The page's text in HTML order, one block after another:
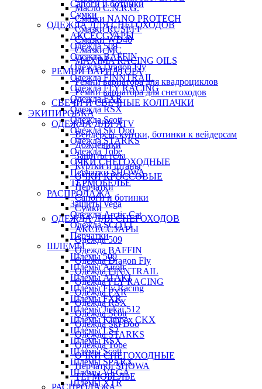
Масло C.N.R.G.
Смазки NANO PROTECH
Смазки RUSEFF
Смазки WD40
Смазки МС
MAXIMA RACING OILS
РЕМНИ ВАРИАТОРА
Ремни вариатора для квадроциклов
Ремни вариатора для снегоходов
СВЕЧИ И СВЕЧНЫЕ КОЛПАЧКИ
ЭКИПИРОВКА
ОДЕЖДА ДЛЯ ATV
Вейдерсы, куртки, ботинки к вейдерсам
Дождевики
Защиты тела
Куртки и штаны
ОЧКИ КРОССОВЫЕ
Перчатки
Сапоги и ботинки
Сумки
ОДЕЖДА ДЛЯ СНЕГОХОДОВ
АКСЕССУАРЫ
Одежда 509
Одежда BAFFIN
Одежда Dragon Fly
Одежда FINNTRAIL
Одежда FLY RACING
Одежда FXR
Одежда RSX
Одежда Scott
Одежда Ski Doo
Одежда STARKS
Одежда Tobe
ОЧКИ СНЕГОХОДНЫЕ
Перчатки SHOWA
ТЕРМОБЕЛЬЕ
РАСПРОДАЖА
Сапоги и ботинки
Сумки
ОДЕЖДА ДЛЯ СНЕГОХОДОВ
АКСЕССУАРЫ
Одежда 509
Одежда BAFFIN
Одежда Dragon Fly
Одежда FINNTRAIL
Одежда FLY RACING
Одежда FXR
Одежда RSX
Одежда Scott
Одежда Ski Doo
Одежда STARKS
Одежда Tobe
ОЧКИ СНЕГОХОДНЫЕ
Перчатки SHOWA
ТЕРМОБЕЛЬЕ
РАСПРОДАЖА
Защиты vega
Одежда Arctic Cat
Одежда SCOTT
Перчатки
ШЛЕМЫ
Шлемы 509
Шлемы Airoh
Шлемы ATAKI
Шлемы Fly Racing
Шлемы FXR
Шлемы Jiekai 512
Шлемы Kimpex CKX
Шлемы LS2
Шлемы RSX
Шлемы Scott
Шлемы SPARX
Шлемы VEGA
Шлемы XTR